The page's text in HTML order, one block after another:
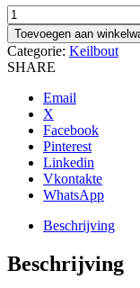
Keilbout+ankerstang
M8x140
aantal
Toevoegen aan
Categorie: Keilbout
SHARE
Email
X
Facebook
Pinterest
Linkedin
Vkontakte
WhatsApp
Beschrijving
Beschrijving